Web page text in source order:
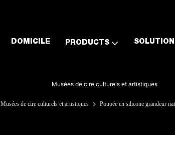
DOMICILE PRODUCTS SOLUTION
Musées de cire culturels et artistiques
Musées de cire culturels et artistiques Poupée en silicone grandeur